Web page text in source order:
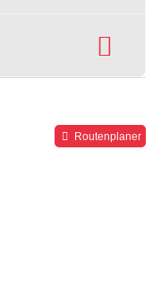
Routenplaner